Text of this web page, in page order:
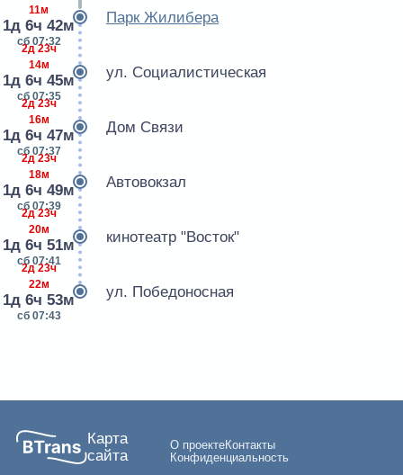
11м
1д 6ч 42м
сб 07:32
Парк Жилибера
2д 23ч
14м
1д 6ч 45м
сб 07:35
ул. Социалистическая
2д 23ч
16м
1д 6ч 47м
сб 07:37
Дом Связи
2д 23ч
18м
1д 6ч 49м
сб 07:39
Автовокзал
2д 23ч
20м
1д 6ч 51м
сб 07:41
кинотеатр "Восток"
2д 23ч
22м
1д 6ч 53м
сб 07:43
ул. Победоносная
Карта
сайта
О проектеКонтакты
Конфиденциальность